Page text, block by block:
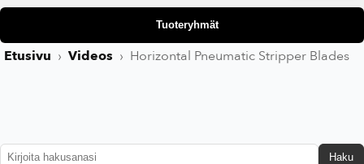
Tuoteryhmät
Etusivu › Videos › Horizontal Pneumatic Stripper Blades
Haku